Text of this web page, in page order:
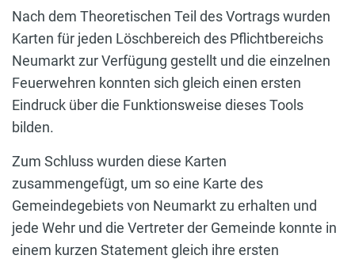
Nach dem Theoretischen Teil des Vortrags wurden
Karten für jeden Löschbereich des Pflichtbereichs
Neumarkt zur Verfügung gestellt und die einzelnen
Feuerwehren konnten sich gleich einen ersten
Eindruck über die Funktionsweise dieses Tools
bilden.
Zum Schluss wurden diese Karten
zusammengefügt, um so eine Karte des
Gemeindegebiets von Neumarkt zu erhalten und
jede Wehr und die Vertreter der Gemeinde konnte in
einem kurzen Statement gleich ihre ersten